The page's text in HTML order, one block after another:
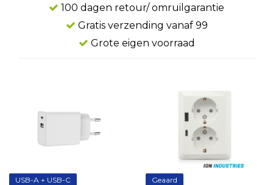
100 dagen retour/ omruilgarantie
Gratis verzending vanaf 99
Grote eigen voorraad
USB-A + USB-C Geaard